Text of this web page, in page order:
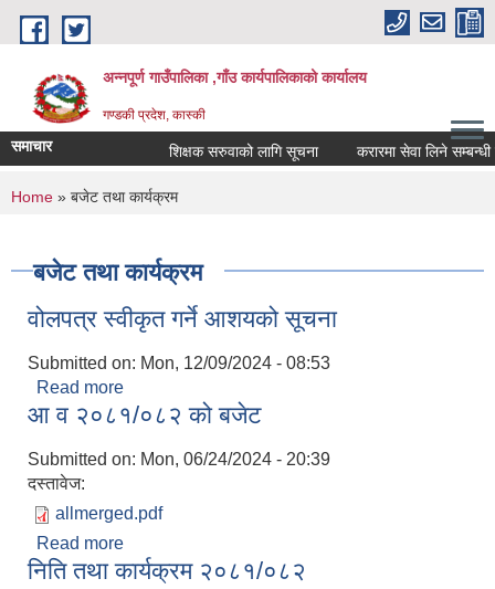
Skip to main content
अन्नपूर्ण गाउँपालिका ,गाँउ कार्यपालिकाको कार्यालय
गण्डकी प्रदेश, कास्की
समाचार शिक्षक सरुवाको लागि सूचना करारमा सेवा लिने सम्बन्धी
You are here
Home » बजेट तथा कार्यक्रम
बजेट तथा कार्यक्रम
वोलपत्र स्वीकृत गर्ने आशयको सूचना
Submitted on: Mon, 12/09/2024 - 08:53
Read more
आ व २०८१/०८२ को बजेट
Submitted on: Mon, 06/24/2024 - 20:39
दस्तावेज:
allmerged.pdf
Read more
निति तथा कार्यक्रम २०८१/०८२